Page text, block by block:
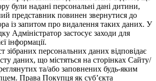
були надані персональні дані дитини,
представник повинен звернутися до
із запитом про видалення таких даних. У
Адміністратор застосує заходи для
інформації.
зібраних персональних даних відповідає
даних, що містяться на сторінках Сайту/
та/або заповнених будь-яким
Права Покупця як суб’єкта